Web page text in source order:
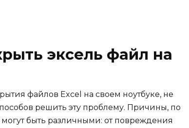
эксель файл на
файлов Excel на своем ноутбуке, не
решить эту проблему. Причины, по
быть различными: от повреждения